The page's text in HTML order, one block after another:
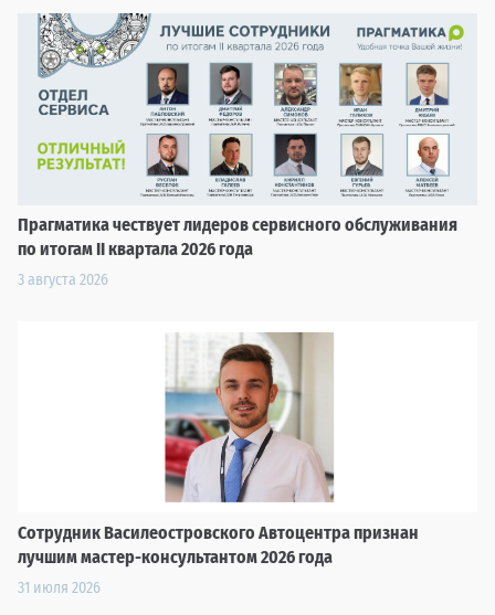
Прагматика чествует лидеров сервисного обслуживания
по итогам II квартала 2026 года
3 августа 2026
Сотрудник Василеостровского Автоцентра признан
лучшим мастер-консультантом 2026 года
31 июля 2026